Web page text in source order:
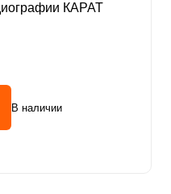
КАРАТ
В наличии